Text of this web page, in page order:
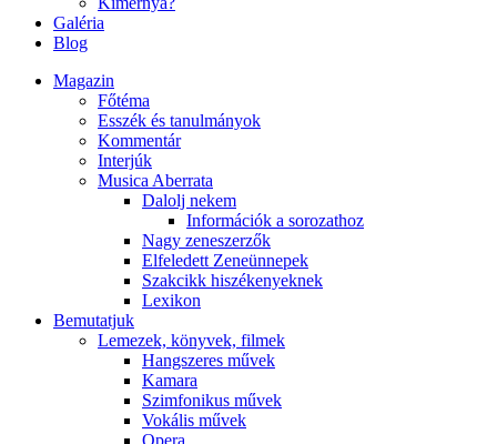
Galéria
Blog
Magazin
Főtéma
Esszék és tanulmányok
Kommentár
Interjúk
Musica Aberrata
Dalolj nekem
Információk a sorozathoz
Nagy zeneszerzők
Elfeledett Zeneünnepek
Szakcikk hiszékenyeknek
Lexikon
Bemutatjuk
Lemezek, könyvek, filmek
Hangszeres művek
Kamara
Szimfonikus művek
Vokális művek
Opera